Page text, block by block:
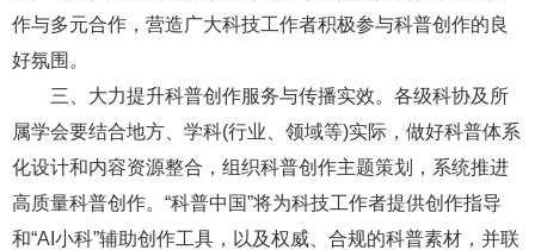
作与多元合作，营造广大科技工作者积极参与科普创作的良
好氛围。
三、大力提升科普创作服务与传播实效。各级科协及所
属学会要结合地方、学科(行业、领域等)实际，做好科普体系
化设计和内容资源整合，组织科普创作主题策划，系统推进
高质量科普创作。“科普中国”将为科技工作者提供创作指导
和“AI小科”辅助创作工具，以及权威、合规的科普素材，并联